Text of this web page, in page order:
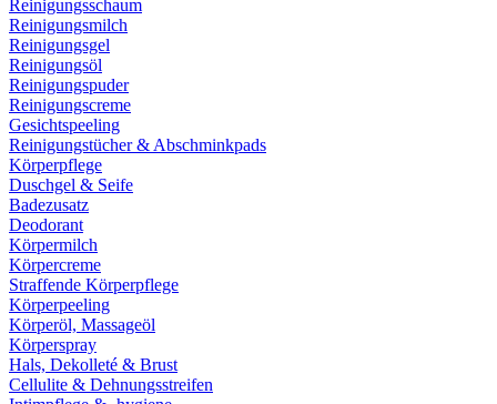
Reinigungsschaum
Reinigungsmilch
Reinigungsgel
Reinigungsöl
Reinigungspuder
Reinigungscreme
Gesichtspeeling
Reinigungstücher & Abschminkpads
Körperpflege
Duschgel & Seife
Badezusatz
Deodorant
Körpermilch
Körpercreme
Straffende Körperpflege
Körperpeeling
Körperöl, Massageöl
Körperspray
Hals, Dekolleté & Brust
Cellulite & Dehnungsstreifen